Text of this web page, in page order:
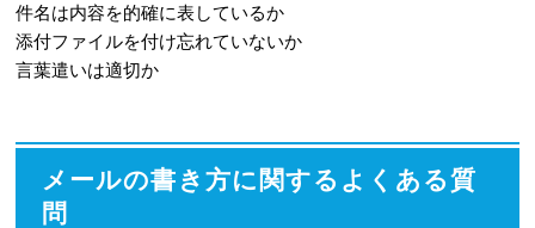
件名は内容を的確に表しているか
添付ファイルを付け忘れていないか
言葉遣いは適切か
メールの書き方に関するよくある質
問